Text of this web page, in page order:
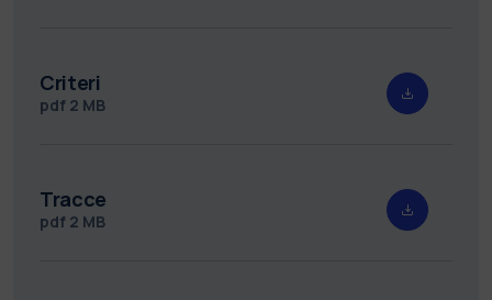
Criteri
pdf 2 MB
Tracce
pdf 2 MB